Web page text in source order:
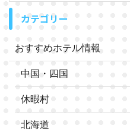
カテゴリー
おすすめホテル情報
中国・四国
休暇村
北海道